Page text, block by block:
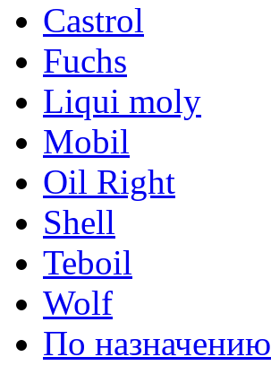
Castrol
Fuchs
Liqui moly
Mobil
Oil Right
Shell
Teboil
Wolf
По назначению